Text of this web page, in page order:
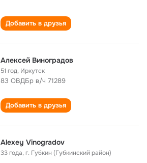
Добавить в друзья
Алексей Виноградов
51 год, Иркутск
83 ОВДБр в/ч 71289
Добавить в друзья
Alexey Vinogradov
33 года,г. Губкин (Губкинский район)